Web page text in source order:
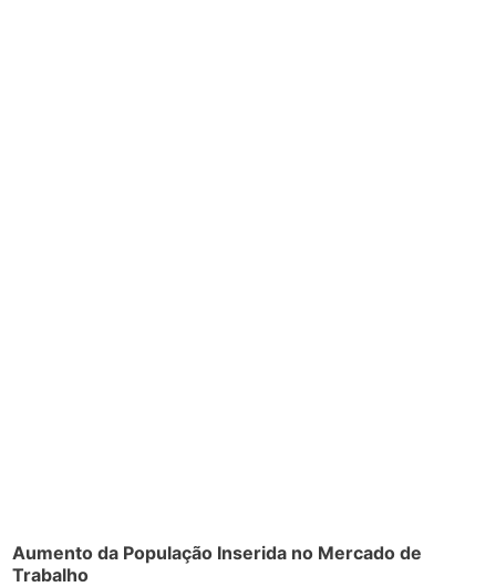
Aumento da População Inserida no Mercado de
Trabalho